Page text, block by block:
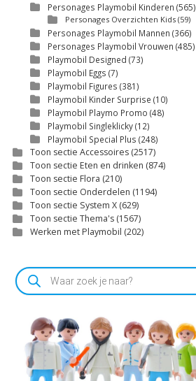
Personages Playmobil Kinderen (565)
Personages Overzichten Kids (59)
Personages Playmobil Mannen (366)
Personages Playmobil Vrouwen (485)
Playmobil Designed (73)
Playmobil Eggs (7)
Playmobil Figures (381)
Playmobil Kinder Surprise (10)
Playmobil Playmo Promo (48)
Playmobil Singleklicky(12)
Playmobil Special Plus (248)
Toon sectie Accessoires (2517)
Toon sectie Eten en drinken (874)
Toon sectie Flora (210)
Toon sectie Onderdelen (1194)
Toon sectie System X (629)
Toon sectie Thema's (1567)
Werken met Playmobil (202)
Producten
zoeken